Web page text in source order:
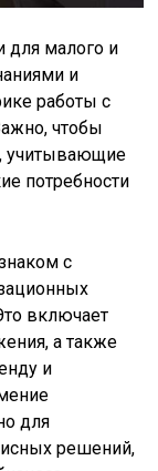
для малого и
и
работы с
чтобы
учитывающие
потребности
с
включает
а также
и
для
решений,